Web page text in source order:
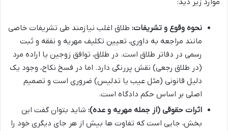
موارد زیر دید:
نحوه وقوع و تشریفات: طلاق اغلب نیازمند طی تشریفات خاصی
مانند مراجعه به داوری، تعیین تکلیف مهریه و نفقه و ثبت
رسمی در دفاتر طلاق است. در طلاق، توافق زوجین یا اراده مرد
(در طلاق رجعی) نقش پررنگی دارد. اما در فسخ نکاح، وجود یک
دلیل قانونی (مثل عیب یا تدلیس) ضروری است و تصمیم
اصلی بر اساس حکم دادگاه است.
اثرات حقوقی (از جمله مهریه و عده): شاید بتوان گفت این
بخش، جایی است که تفاوت ها بیش از هر جای دیگری خود را